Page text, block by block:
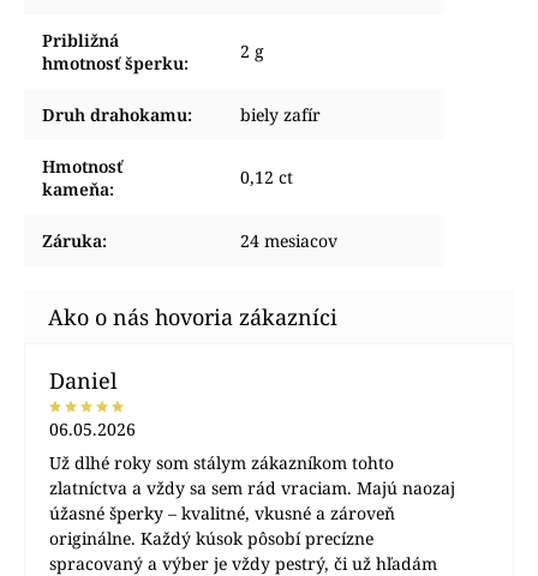
Približná
hmotnosť šperku:
2 g
Druh drahokamu: biely zafír
Hmotnosť
kameňa:
0,12 ct
Záruka: 24 mesiacov
Daniel
06.05.2026
Už dlhé roky som stálym zákazníkom tohto
zlatníctva a vždy sa sem rád vraciam. Majú naozaj
úžasné šperky – kvalitné, vkusné a zároveň
originálne. Každý kúsok pôsobí precízne
spracovaný a výber je vždy pestrý, či už hľadám